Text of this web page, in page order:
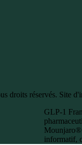
droits réservés. Site
GLP-1
Mounjaro®
informatif,